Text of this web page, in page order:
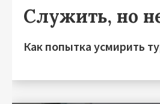
Служить, но
Как попытка усмирить